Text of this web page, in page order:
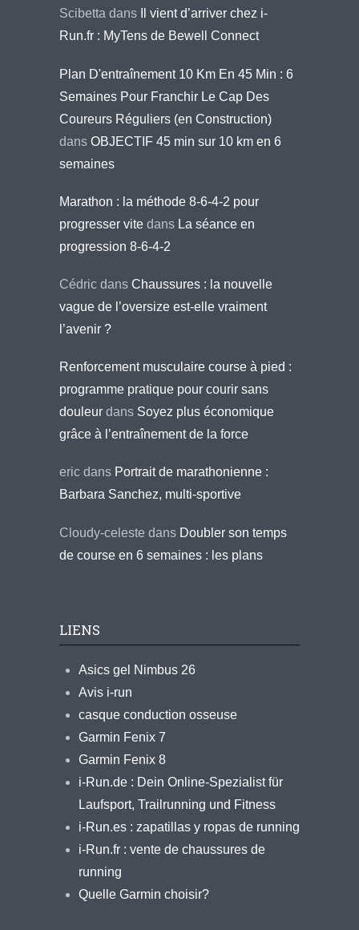
Scibetta dans
Il vient d’arriver chez i-
Run.fr : MyTens de Bewell Connect
Plan D'entraînement 10 Km En 45 Min : 6
Semaines Pour Franchir Le Cap Des
Coureurs Réguliers (en Construction)
dans OBJECTIF 45 min sur 10 km en 6
semaines
Marathon : la méthode 8-6-4-2 pour
progresser vite dans La séance en
progression 8-6-4-2
Cédric dans Chaussures : la nouvelle
vague de l’oversize est-elle vraiment
l’avenir ?
Renforcement musculaire course à pied :
programme pratique pour courir sans
douleur dans Soyez plus économique
grâce à l’entraînement de la force
eric dans Portrait de marathonienne :
Barbara Sanchez, multi-sportive
Cloudy-celeste dans Doubler son temps
de course en 6 semaines : les plans
LIENS
Asics gel Nimbus 26
Avis i-run
casque conduction osseuse
Garmin Fenix 7
Garmin Fenix 8
i-Run.de : Dein Online-Spezialist für
Laufsport, Trailrunning und Fitness
i-Run.es : zapatillas y ropas de running
i-Run.fr : vente de chaussures de
running
Quelle Garmin choisir?